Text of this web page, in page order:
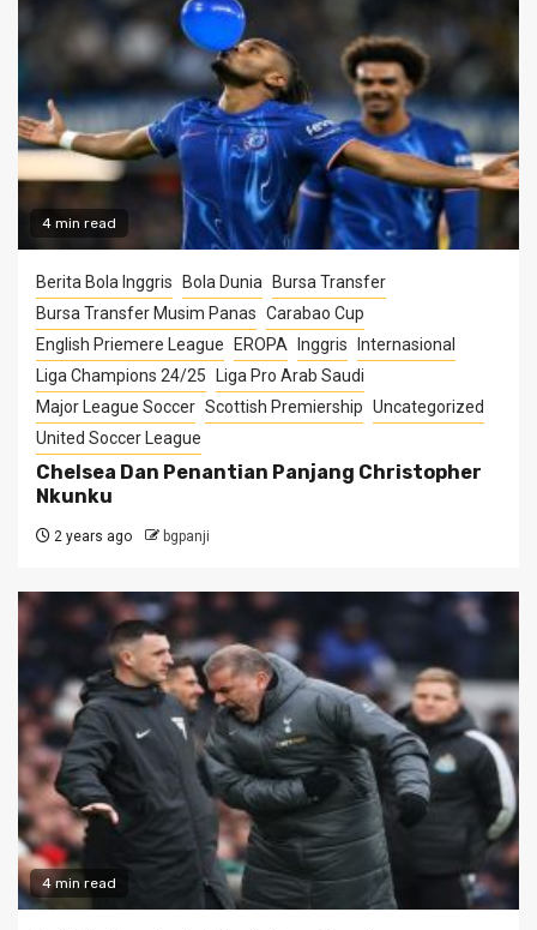
4 min read
Berita Bola Inggris Bola Dunia
Bursa Transfer
Bursa Transfer Musim Panas Carabao Cup
English Priemere League
EROPA Inggris
Internasional
Liga Champions 24/25
Liga Pro Arab Saudi
Major League Soccer Scottish Premiership Uncategorized
United Soccer League
Chelsea Dan Penantian Panjang Christopher
Nkunku
2 years ago bgpanji
4 min read